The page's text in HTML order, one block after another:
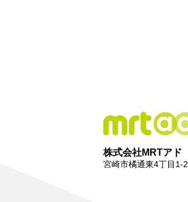
株式会社MRTアド
宮崎市橘通東4丁目1-2